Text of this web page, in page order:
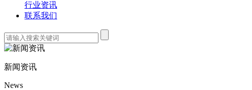
行业资讯
联系我们
新闻资讯
News